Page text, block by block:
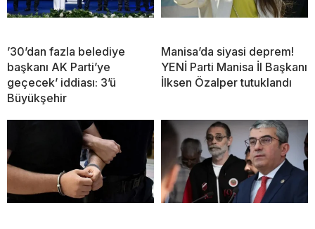
’30’dan fazla belediye
başkanı AK Parti’ye
geçecek’ iddiası: 3’ü
Büyükşehir
Manisa’da siyasi deprem!
YENİ Parti Manisa İl Başkanı
İlksen Özalper tutuklandı